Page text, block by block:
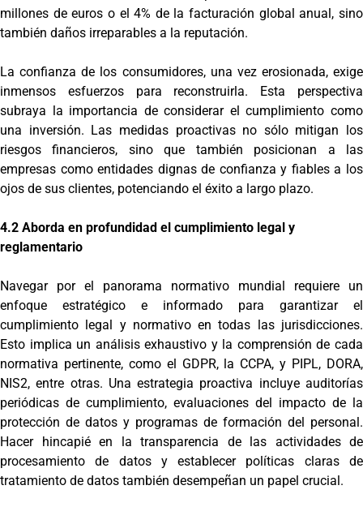
millones de euros o el 4% de la facturación global anual, sino
también daños irreparables a la reputación.
La confianza de los consumidores, una vez erosionada, exige
inmensos esfuerzos para reconstruirla. Esta perspectiva
subraya la importancia de considerar el cumplimiento como
una inversión. Las medidas proactivas no sólo mitigan los
riesgos financieros, sino que también posicionan a las
empresas como entidades dignas de confianza y fiables a los
ojos de sus clientes, potenciando el éxito a largo plazo.
4.2 Aborda en profundidad el cumplimiento legal y
reglamentario
Navegar por el panorama normativo mundial requiere un
enfoque estratégico e informado para garantizar el
cumplimiento legal y normativo en todas las jurisdicciones.
Esto implica un análisis exhaustivo y la comprensión de cada
normativa pertinente, como el GDPR, la CCPA, y PIPL, DORA,
NIS2, entre otras. Una estrategia proactiva incluye auditorías
periódicas de cumplimiento, evaluaciones del impacto de la
protección de datos y programas de formación del personal.
Hacer hincapié en la transparencia de las actividades de
procesamiento de datos y establecer políticas claras de
tratamiento de datos también desempeñan un papel crucial.